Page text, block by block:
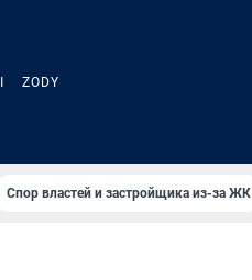
ZODY
Спор властей и застройщика из-за ЖК